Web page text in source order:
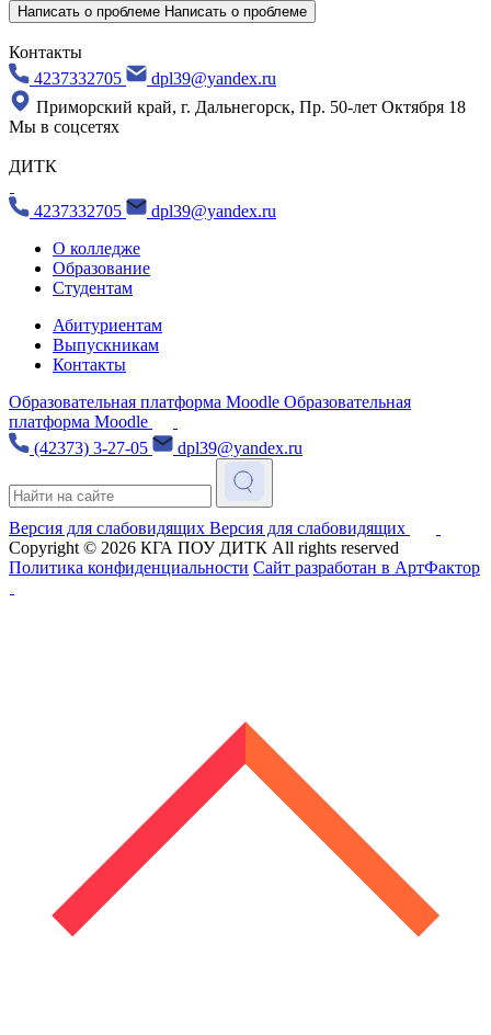
Написать о проблеме Написать о проблеме
Контакты
4237332705
dpl39@yandex.ru
Приморский край, г. Дальнегорск, Пр. 50-лет Октября 18
Мы в соцсетях
ДИТК
4237332705
dpl39@yandex.ru
О колледже
Образование
Студентам
Абитуриентам
Выпускникам
Контакты
Образовательная платформа Moodle Образовательная
платформа Moodle
(42373) 3-27-05
dpl39@yandex.ru
Версия для слабовидящих Версия для слабовидящих
Copyright © 2026 КГА ПОУ ДИТК All rights reserved
Политика конфиденциальности Сайт разработан в АртФактор